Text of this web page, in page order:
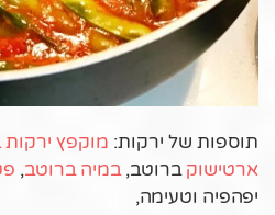
תוספות של ירקות: מוקפץ ירקות
ארטישוקברוטב,במיה ברוטב,
יפהפיה וטעימה,